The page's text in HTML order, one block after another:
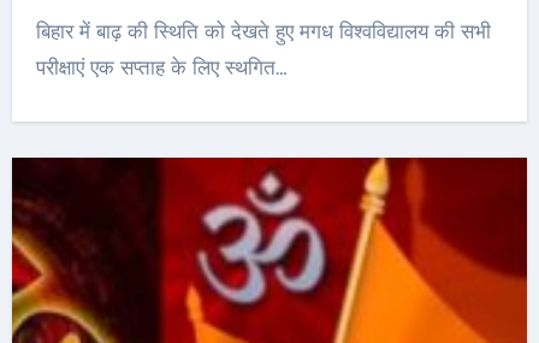
बिहार में बाढ़ की स्थिति को देखते हुए मगध विश्वविद्यालय की सभी
परीक्षाएं एक सप्ताह के लिए स्थगित…